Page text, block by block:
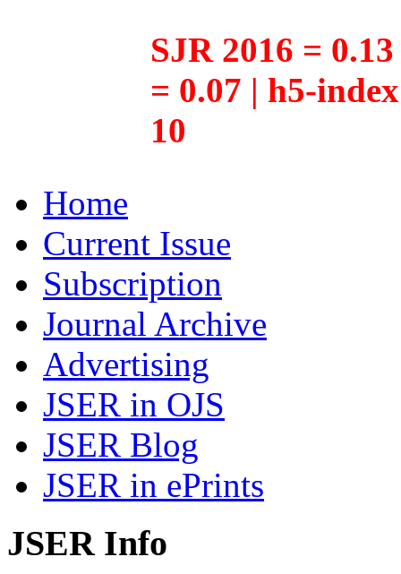
SJR 2016 =
= 0.07 | h5-
10
Home
Current Issue
Subscription
Journal Archive
Advertising
JSER in OJS
JSER Blog
JSER in ePrints
JSER Info